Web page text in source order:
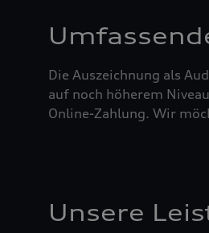
Die Auszeichnung als
auf noch höherem
Online-Zahlung. Wir
Unsere